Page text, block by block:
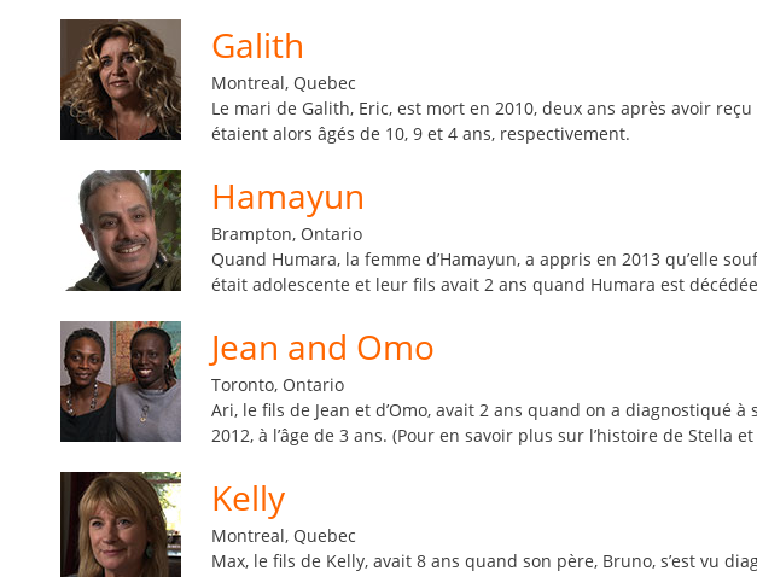
Galith
Montreal, Quebec
Le mari de Galith, Eric, est mort en 2010, deux ans après avoir
étaient alors âgés de 10, 9 et 4 ans, respectivement.
Hamayun
Brampton, Ontario
Quand Humara, la femme d’Hamayun, a appris en 2013 qu’elle
était adolescente et leur fils avait 2 ans quand Humara est
Jean and Omo
Toronto, Ontario
Ari, le fils de Jean et d’Omo, avait 2 ans quand on a diagnostiqué
2012, à l’âge de 3 ans. (Pour en savoir plus sur l’histoire de
Kelly
Montreal, Quebec
Max, le fils de Kelly, avait 8 ans quand son père, Bruno, s’est vu